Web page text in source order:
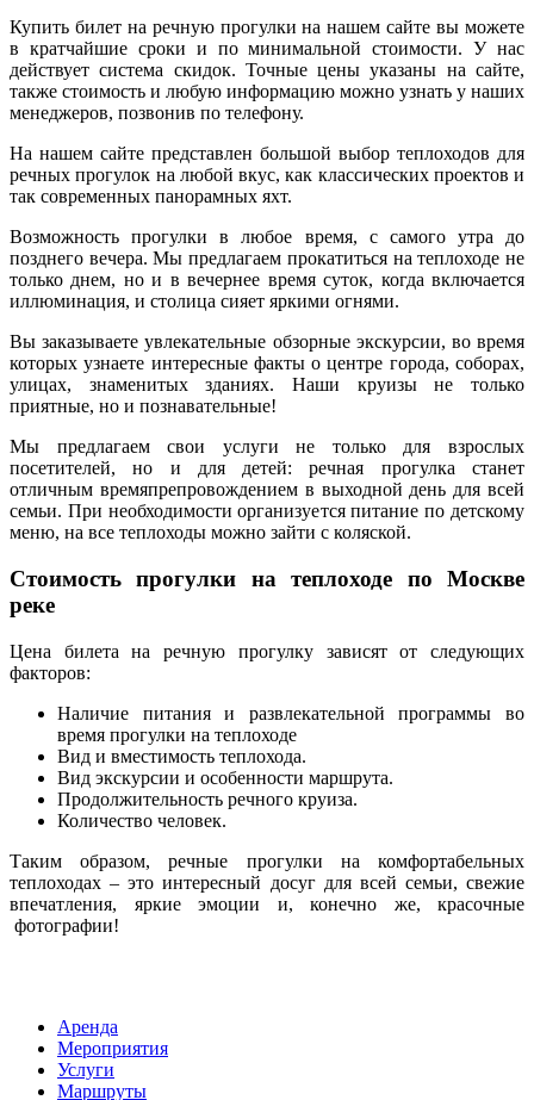
Купить билет на речную прогулки на нашем сайте вы можете
в кратчайшие сроки и по минимальной стоимости. У нас
действует система скидок. Точные цены указаны на сайте,
также стоимость и любую информацию можно узнать у наших
менеджеров, позвонив по телефону.
На нашем сайте представлен большой выбор теплоходов для
речных прогулок на любой вкус, как классических проектов и
так современных панорамных яхт.
Возможность прогулки в любое время, с самого утра до
позднего вечера. Мы предлагаем прокатиться на теплоходе не
только днем, но и в вечернее время суток, когда включается
иллюминация, и столица сияет яркими огнями.
Вы заказываете увлекательные обзорные экскурсии, во время
которых узнаете интересные факты о центре города, соборах,
улицах, знаменитых зданиях. Наши круизы не только
приятные, но и познавательные!
Мы предлагаем свои услуги не только для взрослых
посетителей, но и для детей: речная прогулка станет
отличным времяпрепровождением в выходной день для всей
семьи. При необходимости организуется питание по детскому
меню, на все теплоходы можно зайти с коляской.
Стоимость прогулки на теплоходе по Москве
реке
Цена билета на речную прогулку зависят от следующих
факторов:
Наличие питания и развлекательной программы во
время прогулки на теплоходе
Вид и вместимость теплохода.
Вид экскурсии и особенности маршрута.
Продолжительность речного круиза.
Количество человек.
Таким образом, речные прогулки на комфортабельных
теплоходах – это интересный досуг для всей семьи, свежие
впечатления, яркие эмоции и, конечно же, красочные
фотографии!
Аренда
Мероприятия
Услуги
Маршруты